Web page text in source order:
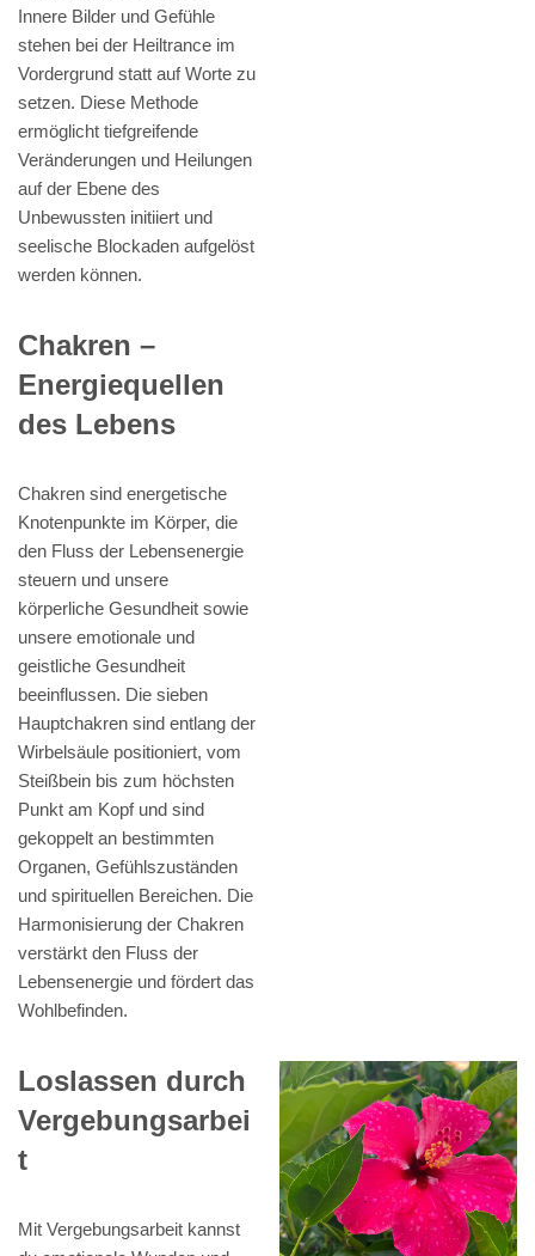
Innere Bilder und Gefühle
stehen bei der Heiltrance im
Vordergrund statt auf Worte zu
setzen. Diese Methode
ermöglicht tiefgreifende
Veränderungen und Heilungen
auf der Ebene des
Unbewussten initiiert und
seelische Blockaden aufgelöst
werden können.
Chakren –
Energiequellen
des Lebens
Chakren sind energetische
Knotenpunkte im Körper, die
den Fluss der Lebensenergie
steuern und unsere
körperliche Gesundheit sowie
unsere emotionale und
geistliche Gesundheit
beeinflussen. Die sieben
Hauptchakren sind entlang der
Wirbelsäule positioniert, vom
Steißbein bis zum höchsten
Punkt am Kopf und sind
gekoppelt an bestimmten
Organen, Gefühlszuständen
und spirituellen Bereichen. Die
Harmonisierung der Chakren
verstärkt den Fluss der
Lebensenergie und fördert das
Wohlbefinden.
Loslassen durch
Vergebungsarbei
t
Mit Vergebungsarbeit kannst